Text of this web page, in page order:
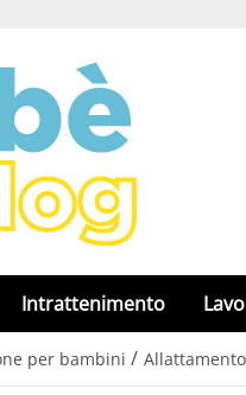
Intrattenimento
per bambini / Allattamento